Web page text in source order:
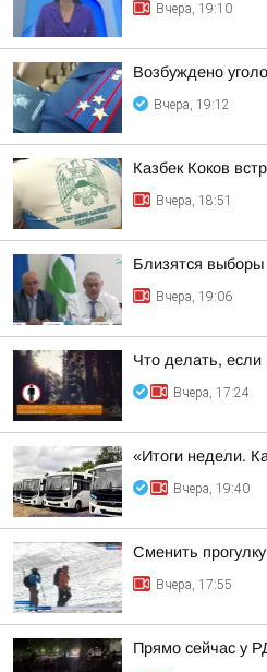
Вчера, 19:10
Возбуждено
Вчера, 19:12
Казбек Коков
Вчера, 18:51
Близятся
Вчера, 19:06
Что делать, если
Вчера, 17:24
«Итоги недели.
Вчера, 19:40
Сменить
Вчера, 17:55
Прямо сейчас у